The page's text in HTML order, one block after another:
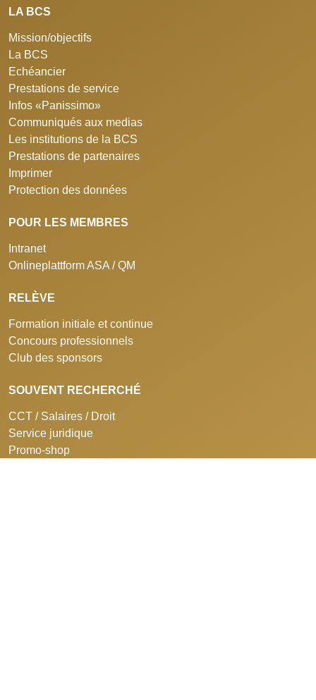
LA BCS
Mission/objectifs
La BCS
Echéancier
Prestations de service
Infos «Panissimo»
Communiqués aux medias
Les institutions de la BCS
Prestations de partenaires
Imprimer
Protection des données
POUR LES MEMBRES
Intranet
Onlineplattform ASA / QM
RELÈVE
Formation initiale et continue
Concours professionnels
Club des sponsors
SOUVENT RECHERCHÉ
CCT / Salaires / Droit
Service juridique
Promo-shop